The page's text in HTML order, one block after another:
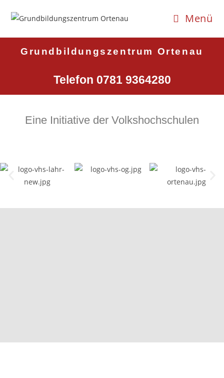
Menü
Grundbildungszentrum Ortenau
Telefon 0781 9364280
Eine Initiative der Volkshochschulen